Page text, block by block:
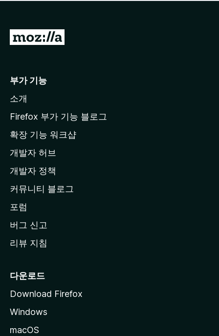
점
습
니
M
l
a
페
이
지
이
동
부가 기능
소개
Firefox 부가 기능 블로그
확장 기능 워크샵
개발자 허브
개발자 정책
커뮤니티 블로그
포럼
버그 신고
리뷰 지침
다운로드
Download Firefox
Windows
macOS